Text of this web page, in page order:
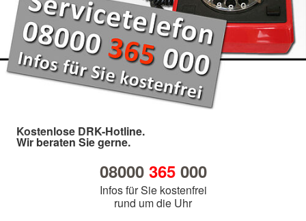
Kostenlose DRK-Hotline.
Wir beraten Sie gerne.
08000 365000
Infos für Sie kostenfrei
rund um die Uhr